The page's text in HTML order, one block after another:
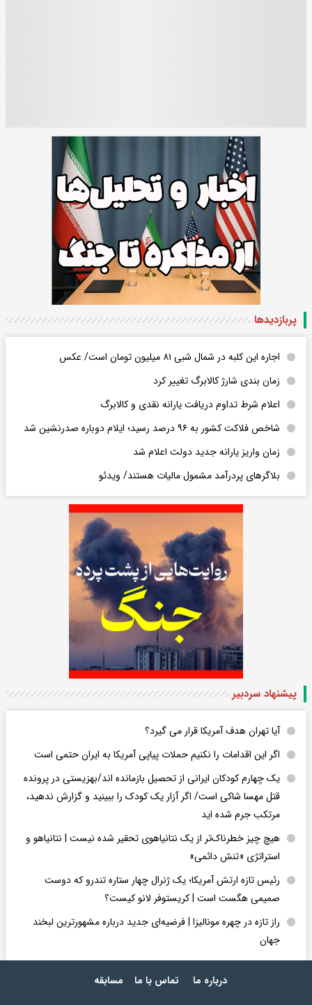
پربازدید‌ها
اجاره این کلبه در شمال شبی ۸۱ میلیون تومان است/ عکس
زمان بندی شارژ کالابرگ تغییر کرد
اعلام شرط تداوم دریافت یارانه نقدی و کالابرگ
شاخص فلاکت کشور به ۹۶ درصد رسید؛ ایلام دوباره صدرنشین شد
زمان واریز یارانه جدید دولت اعلام شد
بلاگرهای پردرآمد مشمول مالیات هستند/ ویدئو
پیشنهاد سردبیر
آیا تهران هدف آمریکا قرار می گیرد؟
اگر این اقدامات را نکنیم حملات پیاپی آمریکا به ایران حتمی است
یک چهارم کودکان ایرانی از تحصیل بازمانده اند/بهزیستی در پرونده
قتل مهسا شاکی است/ اگر آزار یک کودک را ببینید و گزارش ندهید،
مرتکب جرم شده اید
هیچ چیز خطرناک‌تر از یک نتانیاهوی تحقیر شده نیست | نتانیاهو و
استراتژی «تنش دائمی»
رئیس تازه ارتش آمریکا؛ یک ژنرال چهار ستاره تندرو که دوست
صمیمی هگست است | کریستوفر لانو کیست؟
راز تازه در چهره مونالیزا | فرضیه‌ای جدید درباره مشهورترین لبخند
جهان
درباره ما تماس با ما مسابقه